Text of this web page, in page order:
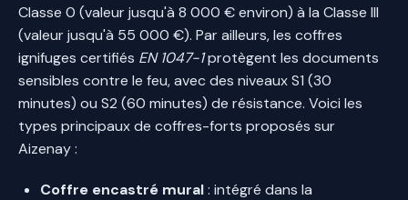
Classe 0 (valeur jusqu'à 8 000 € environ) à la Classe III
(valeur jusqu'à 55 000 €). Par ailleurs, les coffres
ignifuges certifiés EN 1047-1protègent les documents
sensibles contre le feu, avec des niveaux S1 (30
minutes) ou S2 (60 minutes) de résistance. Voici les
types principaux de coffres-forts proposés sur
Aizenay :
Coffre encastré mural: intégré dans la